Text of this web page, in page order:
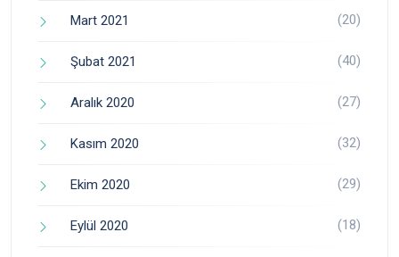
Mart 2021 (20)
Şubat 2021 (40)
Aralık 2020 (27)
Kasım 2020 (32)
Ekim 2020 (29)
Eylül 2020 (18)